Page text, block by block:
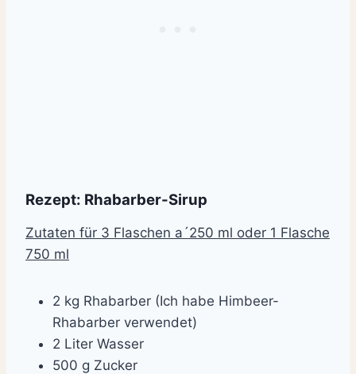
Rezept: Rhabarber-Sirup
Zutaten für 3 Flaschen a´250 ml oder 1 Flasche
750 ml
2 kg Rhabarber (Ich habe Himbeer-
Rhabarber verwendet)
2 Liter Wasser
500 g Zucker